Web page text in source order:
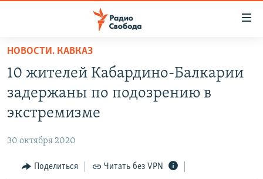
упрощенного
доступа
основному
Вернутся
АВТОРСКИЕ ПРОЕКТЫ
МНЕНИЯ
КУЛЬТУРА
НОВОСТИ. КАВКАЗ
10 жителей Кабардино-Балкарии
задержаны по подозрению в
экстремизме
30 октября 2020
Поделиться Читать без VPN